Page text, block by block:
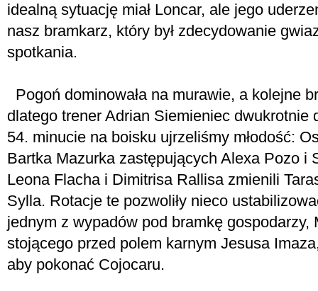
idealną sytuację miał Loncar, ale jego
nasz bramkarz, który był zdecydowanie
spotkania.
Pogoń dominowała na murawie, a kolejne
dlatego trener Adrian Siemieniec dwukrotnie
54. minucie na boisku ujrzeliśmy młodość:
Bartka Mazurka zastępujących Alexa Pozo i
Leona Flacha i Dimitrisa Rallisa zmienili
Sylla. Rotacje te pozwoliły nieco
jednym z wypadów pod bramkę gospodarzy,
stojącego przed polem karnym Jesusa
aby pokonać Cojocaru.